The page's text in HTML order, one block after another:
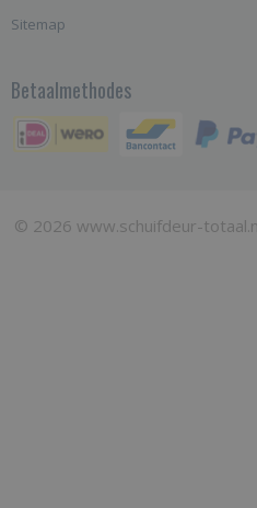
Sitemap
Betaalmethodes
© 2026 www.schuifdeur-